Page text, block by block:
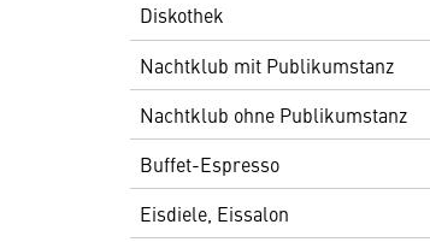
Diskothek
Nachtklub mit Publikumstanz
Nachtklub ohne Publikumstanz
Buffet-Espresso
Eisdiele, Eissalon